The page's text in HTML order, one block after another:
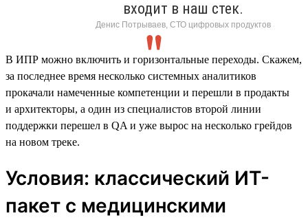
входит в наш стек.
Денис Потрываев, СТО цифровых продуктов
В ИПР можно включить и горизонтальные переходы. Скажем,
за последнее время несколько системных аналитиков
прокачали намеченные компетенции и перешли в продакты
и архитекторы, а один из специалистов второй линии
поддержки перешел в QA и уже вырос на несколько грейдов
на новом треке.
Условия: классический ИТ-
пакет с медицинскими